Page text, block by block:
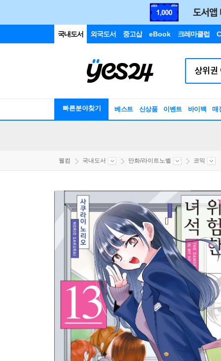
국내도서 외국도서 중고샵 eBook 크레마클럽
빠른분야찾기 베스트 신상품 이벤트 바이백 매
웰컴 국내도서 만화/라이트노벨 코믹